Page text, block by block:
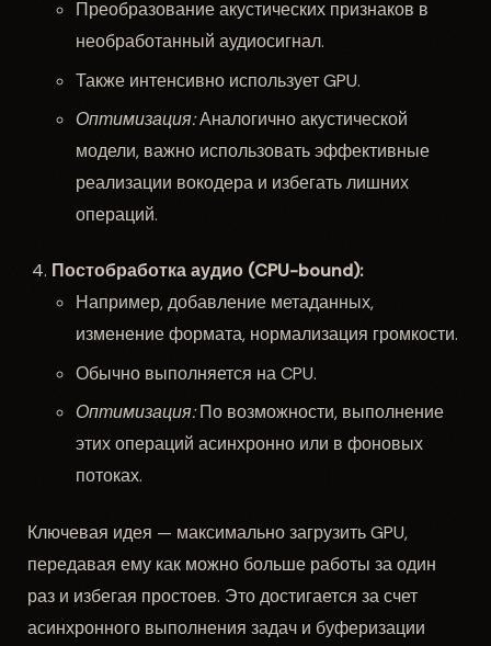
Преобразование акустических признаков в
необработанный аудиосигнал.
Также интенсивно использует GPU.
Оптимизация:Аналогично акустической
модели, важно использовать эффективные
реализации вокодера и избегать лишних
операций.
Постобработка аудио (CPU-bound):
Например, добавление метаданных,
изменение формата, нормализация громкости.
Обычно выполняется на CPU.
Оптимизация:По возможности, выполнение
этих операций асинхронно или в фоновых
потоках.
Ключевая идея — максимально загрузить GPU,
передавая ему как можно больше работы за один
раз и избегая простоев. Это достигается за счет
асинхронного выполнения задач и буферизации